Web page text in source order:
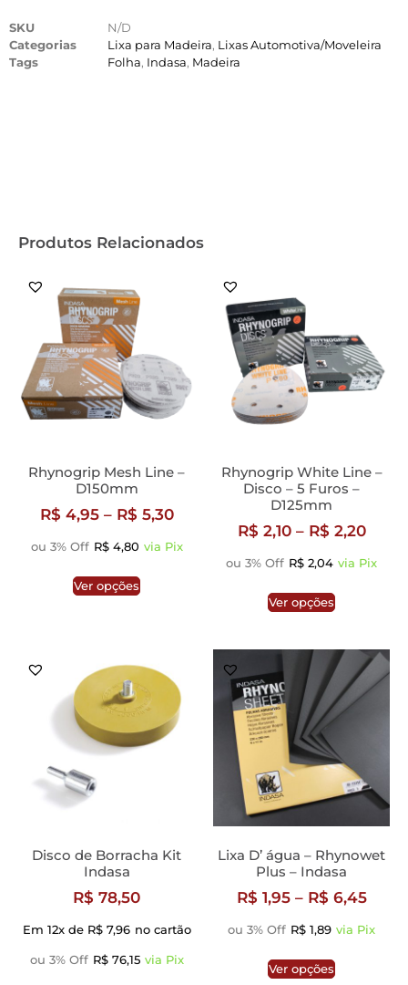
SKU
N/D
Categorias
Lixa para Madeira, Lixas Automotiva/Moveleira
Tags
Folha, Indasa, Madeira
Produtos Relacionados
Rhynogrip Mesh Line –
D150mm
R$ 4,95– R$ 5,30
ou 3% Off R$4,80 via Pix
Ver opções
Rhynogrip White Line –
Disco – 5 Furos –
D125mm
R$ 2,10– R$ 2,20
ou 3% Off R$ 2,04 via Pix
Ver opções
Disco de Borracha Kit
Indasa
R$ 78,50
Em 12x de R$7,96 no cartão
ou 3% Off R$76,15 via Pix
Lixa D’ água – Rhynowet
Plus – Indasa
R$ 1,95– R$ 6,45
ou 3% Off R$ 1,89 via Pix
Ver opções